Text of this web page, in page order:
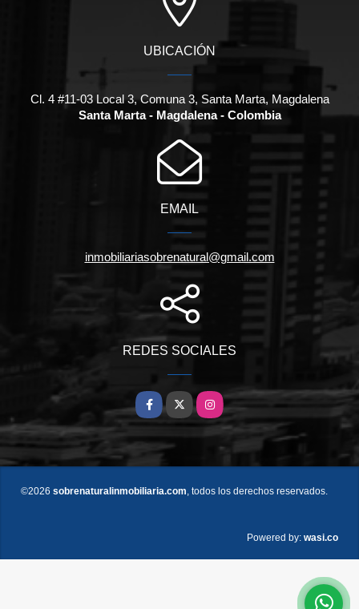
UBICACIÓN
Cl. 4 #11-03 Local 3, Comuna 3, Santa Marta, Magdalena
Santa Marta - Magdalena - Colombia
EMAIL
inmobiliariasobrenatural@gmail.com
REDES SOCIALES
Facebook
X Instagram
©2026 sobrenaturalinmobiliaria.com, todos los derechos reservados.
Powered by: wasi.co